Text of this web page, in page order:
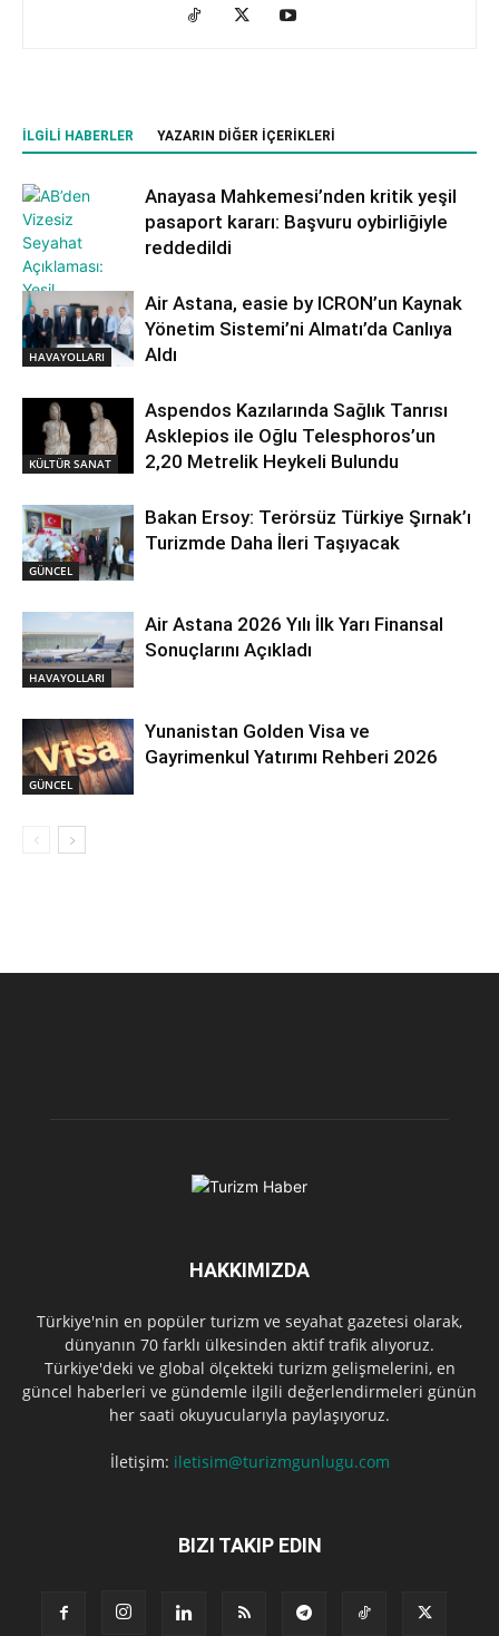
İLGILI HABERLER YAZARIN DIĞER İÇERIKLERI
GÜNCEL
Anayasa Mahkemesi’nden kritik yeşil
pasaport kararı: Başvuru oybirliğiyle
reddedildi
HAVAYOLLARI
Air Astana, easie by ICRON’un Kaynak
Yönetim Sistemi’ni Almatı’da Canlıya
Aldı
KÜLTÜR SANAT
Aspendos Kazılarında Sağlık Tanrısı
Asklepios ile Oğlu Telesphoros’un
2,20 Metrelik Heykeli Bulundu
GÜNCEL
Bakan Ersoy: Terörsüz Türkiye Şırnak’ı
Turizmde Daha İleri Taşıyacak
HAVAYOLLARI
Air Astana 2026 Yılı İlk Yarı Finansal
Sonuçlarını Açıkladı
GÜNCEL
Yunanistan Golden Visa ve
Gayrimenkul Yatırımı Rehberi 2026
HAKKIMIZDA
Türkiye'nin en popüler turizm ve seyahat gazetesi olarak,
dünyanın 70 farklı ülkesinden aktif trafik alıyoruz.
Türkiye'deki ve global ölçekteki turizm gelişmelerini, en
güncel haberleri ve gündemle ilgili değerlendirmeleri günün
her saati okuyucularıyla paylaşıyoruz.
İletişim: iletisim@turizmgunlugu.com
BIZI TAKIP EDIN